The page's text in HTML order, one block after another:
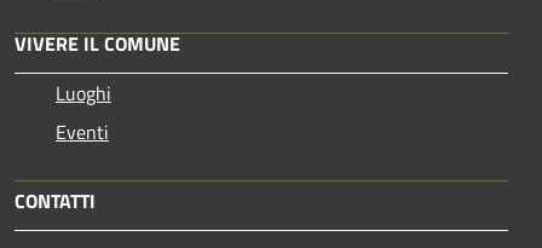
VIVERE IL COMUNE
Luoghi
Eventi
CONTATTI